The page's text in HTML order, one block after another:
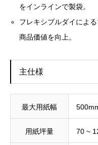
をインラインで製袋。
フレキシブルダイによ
商品価値を向上。
主仕様
最大用紙幅
用紙坪量 70 ~